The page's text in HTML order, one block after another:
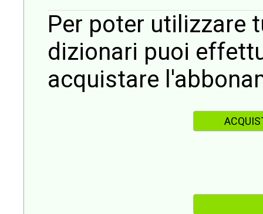
Per poter utilizzare
dizionari puoi
acquistare